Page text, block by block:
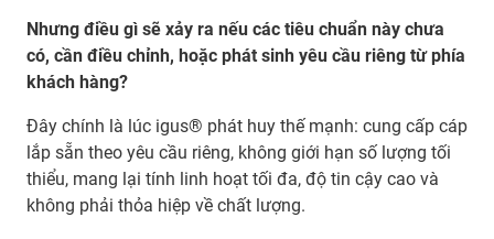
Nhưng điều gì sẽ xảy ra nếu các tiêu chuẩn này chưa
có, cần điều chỉnh, hoặc phát sinh yêu cầu riêng từ phía
khách hàng?
Đây chính là lúc igus® phát huy thế mạnh: cung cấp cáp
lắp sẵn theo yêu cầu riêng, không giới hạn số lượng tối
thiểu, mang lại tính linh hoạt tối đa, độ tin cậy cao và
không phải thỏa hiệp về chất lượng.